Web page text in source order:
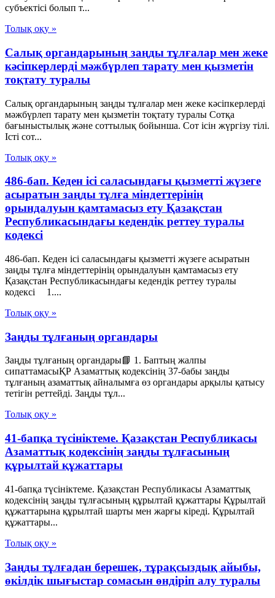
субъектісі болып т...
Толық оқу »
Салық органдарының заңды тұлғалар мен жеке
кәсіпкерлерді мәжбүрлеп тарату мен қызметін
тоқтату туралы
Салық органдарының заңды тұлғалар мен жеке кәсіпкерлерді
мәжбүрлеп тарату мен қызметін тоқтату туралы Сотқа
бағыныстылық және соттылық бойынша. Сот ісін жүргізу тілі.
Істі сот...
Толық оқу »
486-бап. Кеден ісі саласындағы қызметті жүзеге
асыратын заңды тұлға міндеттерінің
орындалуын қамтамасыз ету Қазақстан
Республикасындағы кедендік реттеу туралы
кодексі
486-бап. Кеден ісі саласындағы қызметті жүзеге асыратын
заңды тұлға міндеттерінің орындалуын қамтамасыз ету
Қазақстан Республикасындағы кедендік реттеу туралы
кодексі 1....
Толық оқу »
Заңды тұлғаның органдары
Заңды тұлғаның органдары📘 1. Баптың жалпы
сипаттамасыҚР Азаматтық кодексінің 37-бабы заңды
тұлғаның азаматтық айналымға өз органдары арқылы қатысу
тетігін реттейді. Заңды тұл...
Толық оқу »
41-бапқа түсініктеме. Қазақстан Республикасы
Азаматтық кодексінің заңды тұлғасының
құрылтай құжаттары
41-бапқа түсініктеме. Қазақстан Республикасы Азаматтық
кодексінің заңды тұлғасының құрылтай құжаттары Құрылтай
құжаттарына құрылтай шарты мен жарғы кіреді. Құрылтай
құжаттары...
Толық оқу »
Заңды тұлғадан берешек, тұрақсыздық айыбы,
өкілдік шығыстар сомасын өндіріп алу туралы